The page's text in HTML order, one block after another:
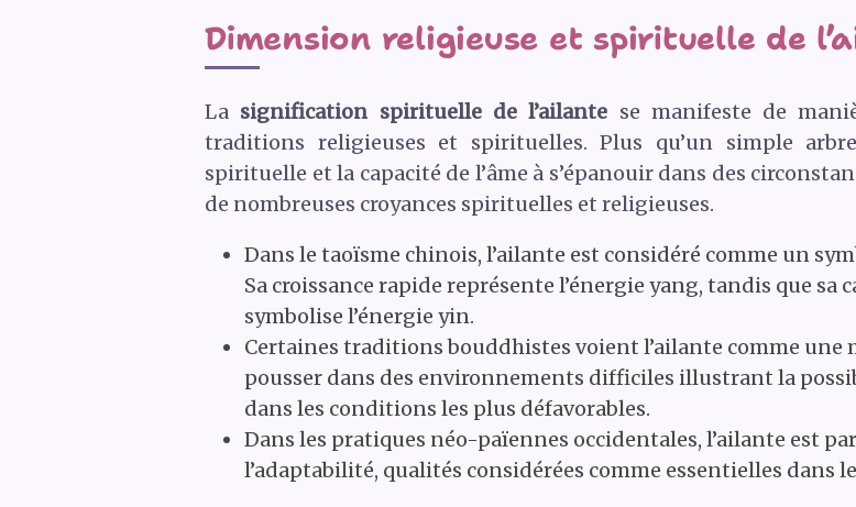
Dimension religieuse et spirituelle de
La signification spirituelle de l’ailante se manifeste de
traditions religieuses et spirituelles. Plus qu’un simple
spirituelle et la capacité de l’âme à s’épanouir dans des
de nombreuses croyances spirituelles et religieuses.
Dans le taoïsme chinois, l’ailante est considéré comme un
Sa croissance rapide représente l’énergie yang, tandis que sa
symbolise l’énergie yin.
Certaines traditions bouddhistes voient l’ailante comme une
pousser dans des environnements difficiles illustrant la
dans les conditions les plus défavorables.
Dans les pratiques néo-païennes occidentales, l’ailante est
l’adaptabilité, qualités considérées comme essentielles dans